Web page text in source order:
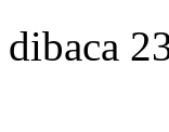
dibaca